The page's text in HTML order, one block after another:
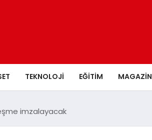
TEKNOLOJI EĞITIM MAGAZIN
imzalayacak